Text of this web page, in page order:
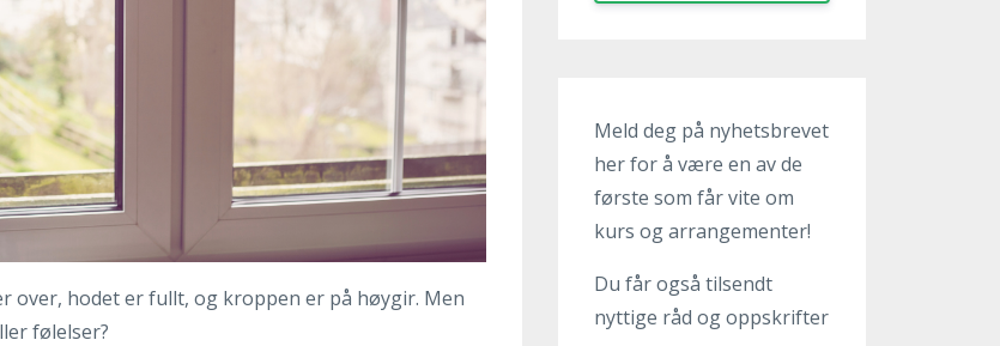
over, hodet er fullt, og kroppen er på høygir. Men
følelser?
Meld deg på nyhetsbrevet
her for å være en av de
første som får vite om
kurs og arrangementer!
Du får også tilsendt
nyttige råd og oppskrifter